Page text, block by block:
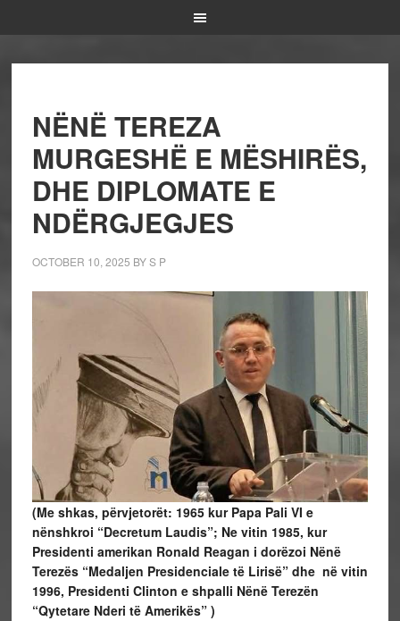
NËNË TEREZA
MURGESHË E MËSHIRËS,
DHE DIPLOMATE E
NDËRGJEGJES
OCTOBER 10, 2025 BYS P
(Me shkas, përvjetorët: 1965 kur Papa Pali VI e
nënshkroi “Decretum Laudis”; Ne vitin 1985, kur
Presidenti amerikan Ronald Reagan i dorëzoi Nënë
Terezës “Medaljen Presidenciale të Lirisë” dhe në vitin
1996, Presidenti Clinton e shpalli Nënë Terezën
“Qytetare Nderi të Amerikës” )